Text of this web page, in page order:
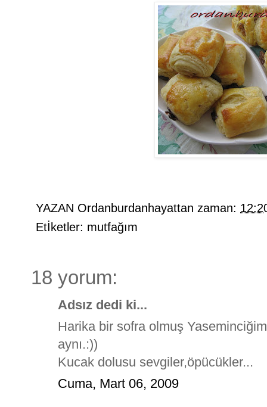
YAZAN Ordanburdanhayattan zaman:
Etİketler: mutfağım
18 yorum:
Adsız dedi ki...
Harika bir sofra olmuş
aynı.:))
Kucak dolusu sevgiler,öpücükler...
Cuma, Mart 06, 2009